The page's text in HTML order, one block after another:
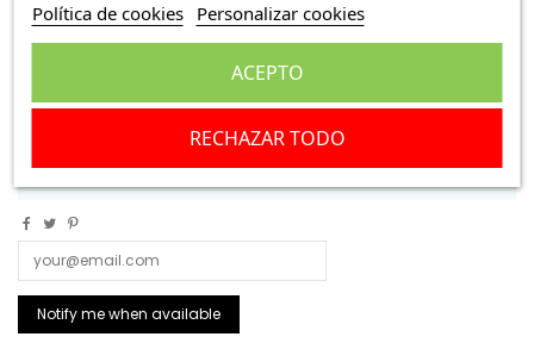
Delco Nissan Primera P11. Recambio usado
Política de cookies Personalizar cookies
RECHAZAR TODO
ACEPTO